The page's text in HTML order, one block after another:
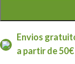
Envios
a partir de 50€